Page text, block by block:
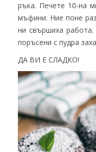
ръка. Печете 10-на
мъфини. Ние поне
ни свършиха
поръсени с пудра
ДА ВИ Е СЛАДКО!